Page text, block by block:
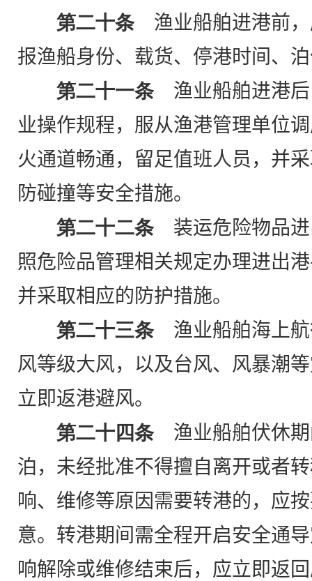
第二十条渔业船舶进港前，
报渔船身份、载货、停港时间、
第二十一条渔业船舶进港后
业操作规程，服从渔港管理单位
火通道畅通，留足值班人员，并
防碰撞等安全措施。
第二十二条装运危险物品进
照危险品管理相关规定办理进出
并采取相应的防护措施。
第二十三条渔业船舶海上航
风等级大风，以及台风、风暴潮
立即返港避风。
第二十四条渔业船舶伏休期
泊，未经批准不得擅自离开或者
响、维修等原因需要转港的，应
意。转港期间需全程开启安全通
响解除或维修结束后，应立即返